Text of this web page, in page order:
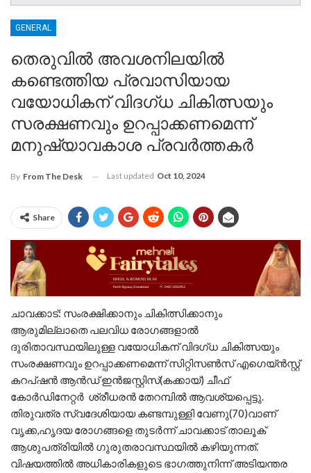
GENERAL
തെരുവിൽ അവശനിലയിൽ
കണ്ടെത്തിയ പ്രവാസിയായ
വയോധികന് വിദഗ്ധ ചികിത്സയും
സരക്ഷണവും ഉറപ്പാക്കണമെന്ന്
മനുഷ്യാവകാശ പ്രവര്‍ത്തകര്‍
By From The Desk Last updated Oct 10, 2024
Share
ചാവക്കാട്: സംരക്ഷിക്കാനും ചികിത്സിക്കാനും
ആരുമില്ലാതെ പലവിധ രോഗങ്ങളാല്‍
ദുരിതാവസ്ഥയിലുള്ള വയോധികന് വിദഗ്ധ ചികിത്സയും
സംരക്ഷണവും ഉറപ്പാക്കണമെന്ന് സിറ്റിസണ്‍സ് എഗെയ്ന്‍സ്റ്റ്
കറപ്ഷന്‍ ആന്‍ഡ് ഇന്‍ജസ്റ്റിസ്(കക്കായ്) ചീഫ്
കോര്‍ഡിനേറ്റര്‍ ശ്രീധരന്‍ തേറമ്പില്‍ ആവശ്യപ്പെട്ടു.
തിരുവത്ര സ്വദേശിയായ കണ്ടമ്പുള്ളി വേണു(70)വാണ്
വൃക്ക,ഹൃദയ രോഗങ്ങളെ തുടര്‍ന്ന് ചാവക്കാട് താലൂക്
ആശുപത്രിയില്‍ ഗുരുതരാവസ്ഥയില്‍ കഴിയുന്നത്.
വിഷയത്തില്‍ അധികാരികളുടെ ഭാഗത്തുനിന്ന് അടിയന്തര